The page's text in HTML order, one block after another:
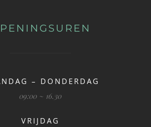
– DONDERDAG
09:00 ~ 16.30
VRIJDAG